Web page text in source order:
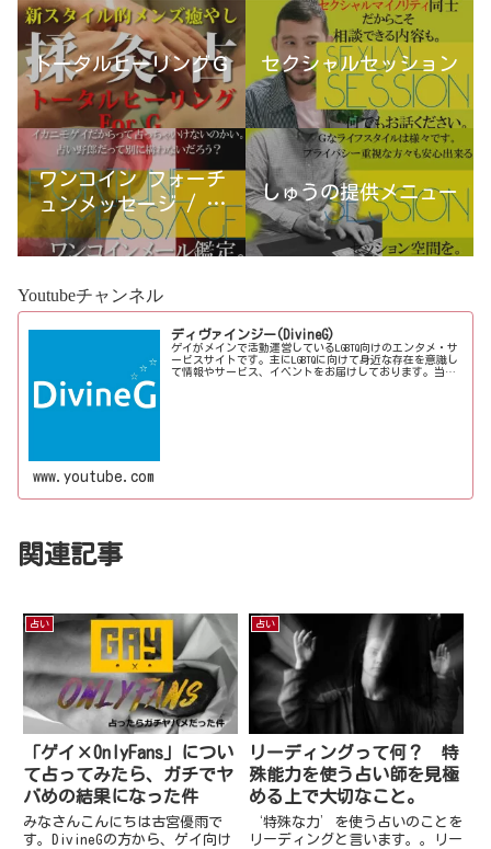
トータルヒーリングＧ セクシャルセッション
ワンコイン フォーチ
ュンメッセージ / 古
宮優雨
しゅうの提供メニュー
Youtubeチャンネル
ディヴァインジー(DivineG)
ゲイがメインで活動運営しているLGBTQ向けのエンタメ・サ
ービスサイトです。主にLGBTQに向けて身近な存在を意識し
て情報やサービス、イベントをお届けしております。当事
www.youtube.com
関連記事
占い
「ゲイ×OnlyFans」につい
て占ってみたら、ガチでヤ
バめの結果になった件
みなさんこんにちは古宮優雨で
す。DivineGの方から、ゲイ向け
占い
リーディングって何？ 特
殊能力を使う占い師を見極
める上で大切なこと。
‘特殊な力’を使う占いのことを
リーディングと言います。。リー